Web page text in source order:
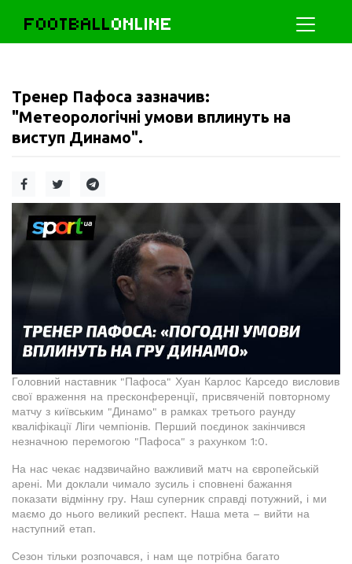
FOOTBALLONLINE
Тренер Пафоса зазначив:
"Метеорологічні умови вплинуть на
виступ Динамо".
Головний наставник "Пафоса" Хуан Карлос Карседо висловив
свої враження на пресконференції, присвяченій повторному
матчу з київським "Динамо" в рамках третього раунду
кваліфікації Ліги чемпіонів. Перший поєдинок закінчився
незначною перемогою "Пафоса" з рахунком 1:0.
На нас чекає надзвичайно важливий матч на європейській
арені. Ми доклали чимало зусиль і сповнені бажання
показати відмінну гру. Наш суперник справді потужний, і ми
маємо до нього великий респект. Наша мета – вийти на
наступний етап.
Сезон тільки розпочався, і нам ще потрібна багато